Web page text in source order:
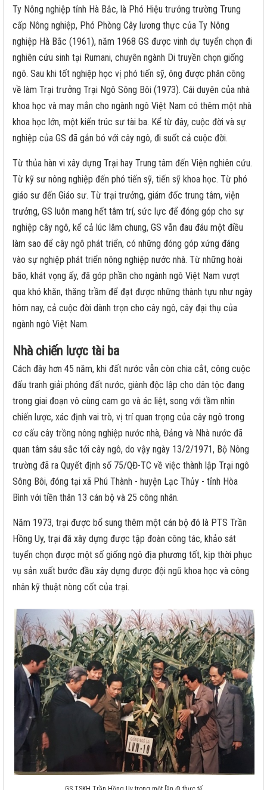
Ty Nông nghiệp tỉnh Hà Bắc, là Phó Hiệu trưởng trường Trung
cấp Nông nghiệp, Phó Phòng Cây lương thực của Ty Nông
nghiệp Hà Bắc (1961), năm 1968 GS được vinh dự tuyển chọn đi
nghiên cứu sinh tại Rumani, chuyên ngành Di truyền chọn giống
ngô. Sau khi tốt nghiệp học vị phó tiến sỹ, ông được phân công
về làm Trại trưởng Trại Ngô Sông Bôi (1973). Cái duyên của nhà
khoa học và may mắn cho ngành ngô Việt Nam có thêm một nhà
khoa học lớn, một kiến trúc sư tài ba. Kể từ đây, cuộc đời và sự
nghiệp của GS đã gắn bó với cây ngô, đi suốt cả cuộc đời.
Từ thủa hàn vi xây dựng Trại hay Trung tâm đến Viện nghiên cứu.
Từ kỹ sư nông nghiệp đến phó tiến sỹ, tiến sỹ khoa học. Từ phó
giáo sư đến Giáo sư. Từ trại trưởng, giám đốc trung tâm, viện
trưởng, GS luôn mang hết tâm trí, sức lực để đóng góp cho sự
nghiệp cây ngô, kể cả lúc lâm chung, GS vẫn đau đáu một điều
làm sao để cây ngô phát triển, có những đóng góp xứng đáng
vào sự nghiệp phát triển nông nghiệp nước nhà. Từ những hoài
bão, khát vọng ấy, đã góp phần cho ngành ngô Việt Nam vượt
qua khó khăn, thăng trầm để đạt được những thành tựu như ngày
hôm nay, cả cuộc đời dành trọn cho cây ngô, cây đại thụ của
ngành ngô Việt Nam.
Nhà chiến lược tài ba
Cách đây hơn 45 năm, khi đất nước vẫn còn chia cắt, công cuộc
đấu tranh giải phóng đất nước, giành độc lập cho dân tộc đang
trong giai đoạn vô cùng cam go và ác liệt, song với tầm nhìn
chiến lược, xác định vai trò, vị trí quan trọng của cây ngô trong
cơ cấu cây trồng nông nghiệp nước nhà, Đảng và Nhà nước đã
quan tâm sâu sắc tới cây ngô, do vậy ngày 13/2/1971, Bộ Nông
trường đã ra Quyết định số 75/QĐ-TC về việc thành lập Trại ngô
Sông Bôi, đóng tại xã Phú Thành - huyện Lạc Thủy - tỉnh Hòa
Bình với tiền thân 13 cán bộ và 25 công nhân.
Năm 1973, trại được bổ sung thêm một cán bộ đó là PTS Trần
Hồng Uy, trại đã xây dựng được tập đoàn công tác, khảo sát
tuyển chọn được một số giống ngô địa phương tốt, kịp thời phục
vụ sản xuất bước đầu xây dựng được đội ngũ khoa học và công
nhân kỹ thuật nòng cốt của trại.